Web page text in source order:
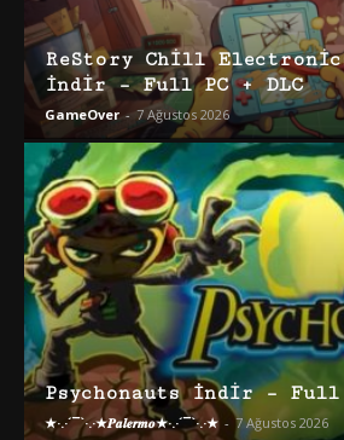
ReStory Chill
İndir – Full PC + DLC
GameOver - 7 Ağustos 2026
Psychonauts İndir – Full
★·.·´¯`·.·★𝑷𝒂𝒍𝒆𝒓𝒎𝒐★·.·´¯`·.·★ - 7 Ağustos 2026